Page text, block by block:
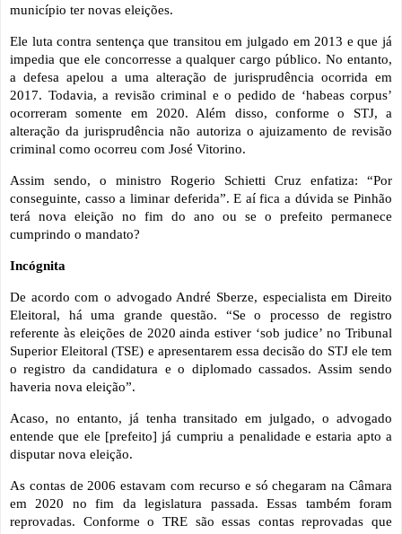
município ter novas eleições.
Ele luta contra sentença que transitou em julgado em 2013 e que já
impedia que ele concorresse a qualquer cargo público. No entanto,
a defesa apelou a uma alteração de jurisprudência ocorrida em
2017. Todavia, a revisão criminal e o pedido de ‘habeas corpus’
ocorreram somente em 2020. Além disso, conforme o STJ, a
alteração da jurisprudência não autoriza o ajuizamento de revisão
criminal como ocorreu com José Vitorino.
Assim sendo, o ministro Rogerio Schietti Cruz enfatiza: “Por
conseguinte, casso a liminar deferida”. E aí fica a dúvida se Pinhão
terá nova eleição no fim do ano ou se o prefeito permanece
cumprindo o mandato?
Incógnita
De acordo com o advogado André Sberze, especialista em Direito
Eleitoral, há uma grande questão. “Se o processo de registro
referente às eleições de 2020 ainda estiver ‘sob judice’ no Tribunal
Superior Eleitoral (TSE) e apresentarem essa decisão do STJ ele tem
o registro da candidatura e o diplomado cassados. Assim sendo
haveria nova eleição”.
Acaso, no entanto, já tenha transitado em julgado, o advogado
entende que ele [prefeito] já cumpriu a penalidade e estaria apto a
disputar nova eleição.
As contas de 2006 estavam com recurso e só chegaram na Câmara
em 2020 no fim da legislatura passada. Essas também foram
reprovadas. Conforme o TRE são essas contas reprovadas que